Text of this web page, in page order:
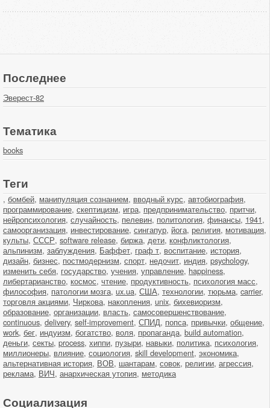
Последнее
Эверест-82
Тематика
books
Теги
, бомбей, манипуляция сознанием, вводный курс, автобиография,
программирование, скептицизм, игра, предпринимательство, притчи,
нейропсихология, случайность, пелевин, политология, финансы, 1941,
самоорганизация, инвестирование, сингапур, йога, религия, мотивация,
культы, СССР, software release, биржа, дети, конфликтология,
альпинизм, заблуждения, Баффет, граф т, воспитание, история,
дизайн, бизнес, постмодернизм, спорт, недочит, индия, psychology,
изменить себя, государство, учения, управление, happiness,
либертарианство, космос, чтение, продуктивность, психология масс,
философия, патологии мозга, ux.ua, США, технологии, тюрьма, carrier,
торговля акциями, Чиркова, накопления, unix, бихевиоризм,
образование, организации, власть, самосовершенствование,
continuous, delivery, self-improvement, СПИД, попса, привычки, общение,
work, бег, индуизм, богатство, воля, пропаганда, build automation,
деньги, секты, process, хиппи, пузыри, навыки, политика, психология,
миллионеры, влияние, социология, skill development, экономика,
альтернативная история, ВОВ, шантарам, совок, религии, агрессия,
реклама, ВИЧ, анархическая утопия, методика
Социализация